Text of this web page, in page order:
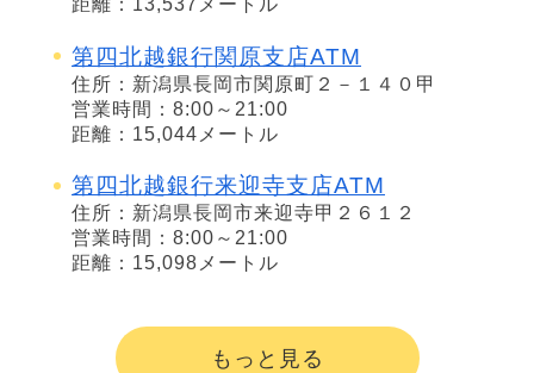
距離：13,537メートル
第四北越銀行関原支店ATM
住所：新潟県長岡市関原町２－１４０甲
営業時間：8:00～21:00
距離：15,044メートル
第四北越銀行来迎寺支店ATM
住所：新潟県長岡市来迎寺甲２６１２
営業時間：8:00～21:00
距離：15,098メートル
もっと見る